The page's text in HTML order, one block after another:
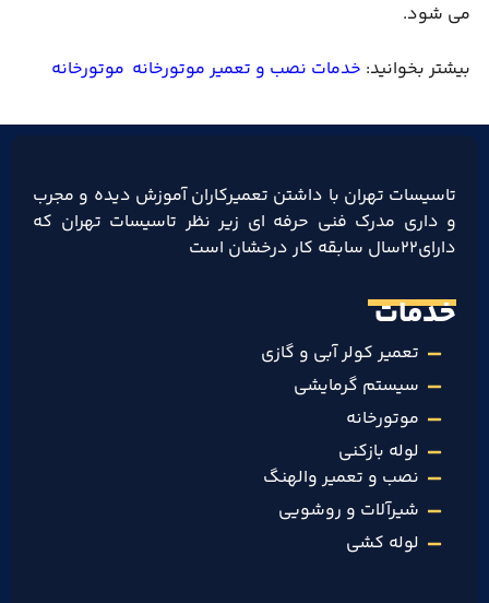
می‌ شود.
بیشتر بخوانید: خدمات نصب و تعمیر موتورخانه موتورخانه
تاسیسات تهران با داشتن تعمیرکاران آموزش دیده و مجرب
و داری مدرک فنی حرفه ای زیر نظر تاسیسات تهران که
دارای۲۲سال سابقه کار درخشان است
خدمات
تعمیر کولر آبی و گازی
سیستم گرمایشی
موتورخانه
لوله بازکنی
نصب و تعمیر والهنگ
شیرآلات و روشویی
لوله کشی